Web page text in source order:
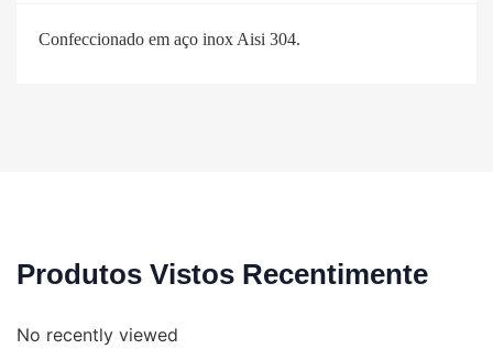
Confeccionado em aço inox Aisi 304.
Produtos Vistos Recentimente
No recently viewed